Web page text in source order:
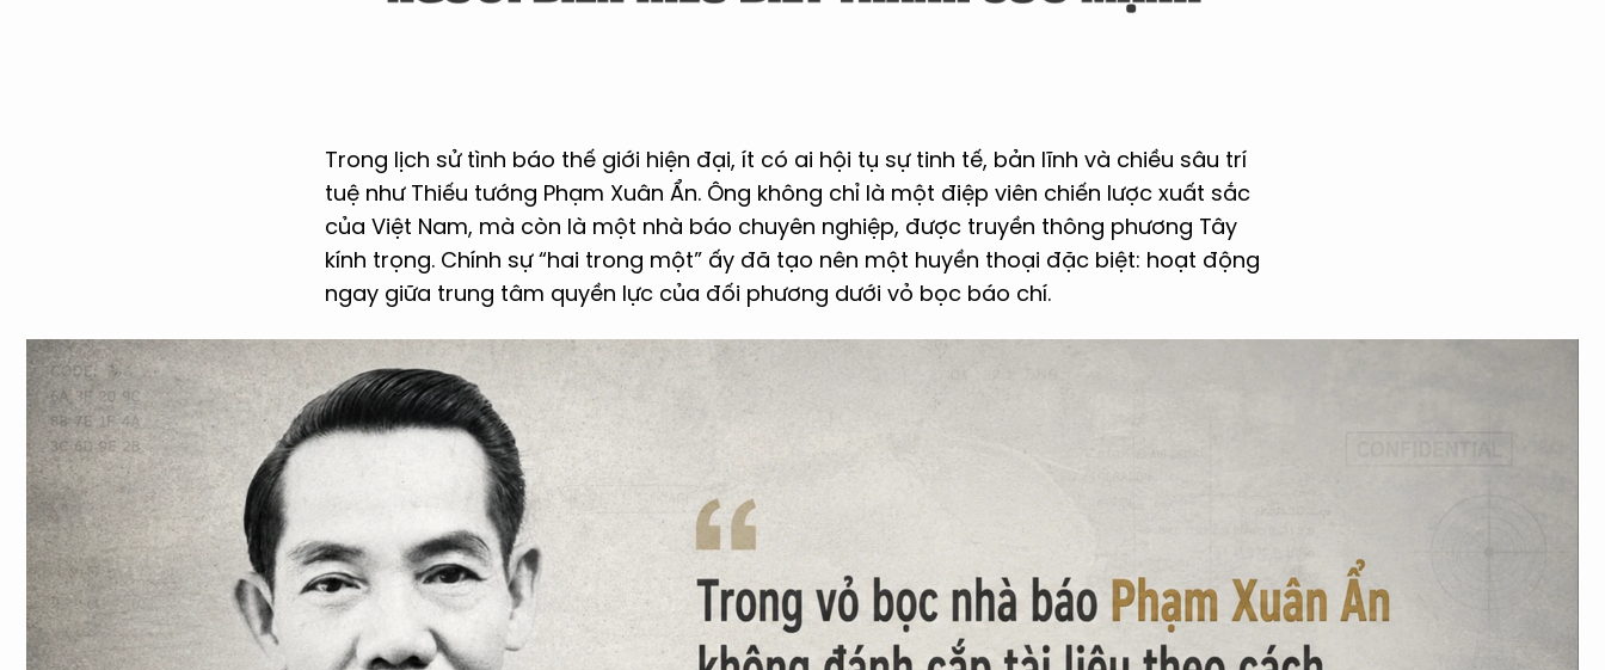
Trong lịch sử tình báo thế giới hiện đại, ít có ai hội tụ sự tinh tế, bản lĩnh và chiều sâu trí
tuệ như Thiếu tướng Phạm Xuân Ẩn. Ông không chỉ là một điệp viên chiến lược xuất sắc
của Việt Nam, mà còn là một nhà báo chuyên nghiệp, được truyền thông phương Tây
kính trọng. Chính sự “hai trong một” ấy đã tạo nên một huyền thoại đặc biệt: hoạt động
ngay giữa trung tâm quyền lực của đối phương dưới vỏ bọc báo chí.